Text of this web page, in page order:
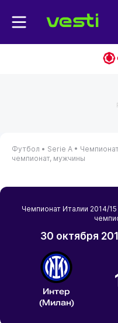
Футбол • Serie A •
чемпионат, мужчины
Чемпионат Италии 2014/
30 октября
Интер
(Милан)